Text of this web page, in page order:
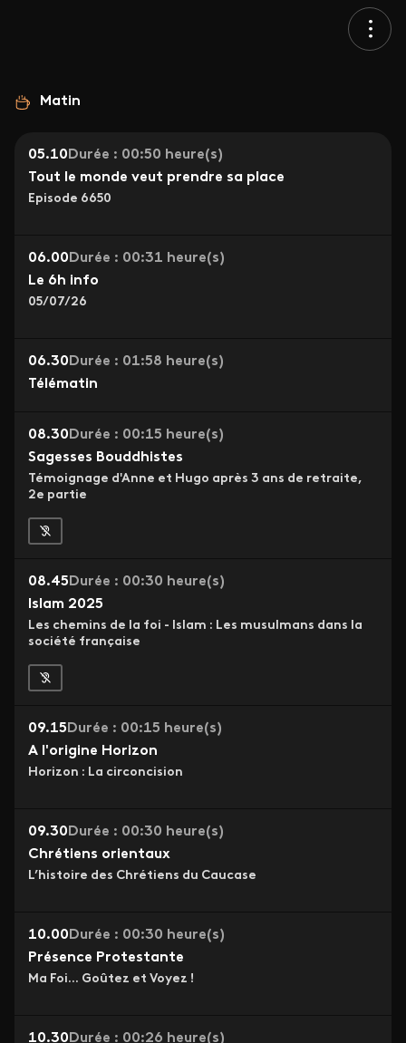
Matin
05.10 Durée : 00:50 heure(s)
Tout le monde veut prendre sa place
Episode 6650
06.00 Durée : 00:31 heure(s)
Le 6h info
05/07/26
06.30 Durée : 01:58 heure(s)
Télématin
08.30 Durée : 00:15 heure(s)
Sagesses Bouddhistes
Témoignage d'Anne et Hugo après 3 ans de retraite,
2e partie
08.45 Durée : 00:30 heure(s)
Islam 2025
Les chemins de la foi - Islam : Les musulmans dans la
société française
09.15 Durée : 00:15 heure(s)
A l'origine Horizon
Horizon : La circoncision
09.30 Durée : 00:30 heure(s)
Chrétiens orientaux
L’histoire des Chrétiens du Caucase
10.00 Durée : 00:30 heure(s)
Présence Protestante
Ma Foi… Goûtez et Voyez !
10.30 Durée : 00:26 heure(s)